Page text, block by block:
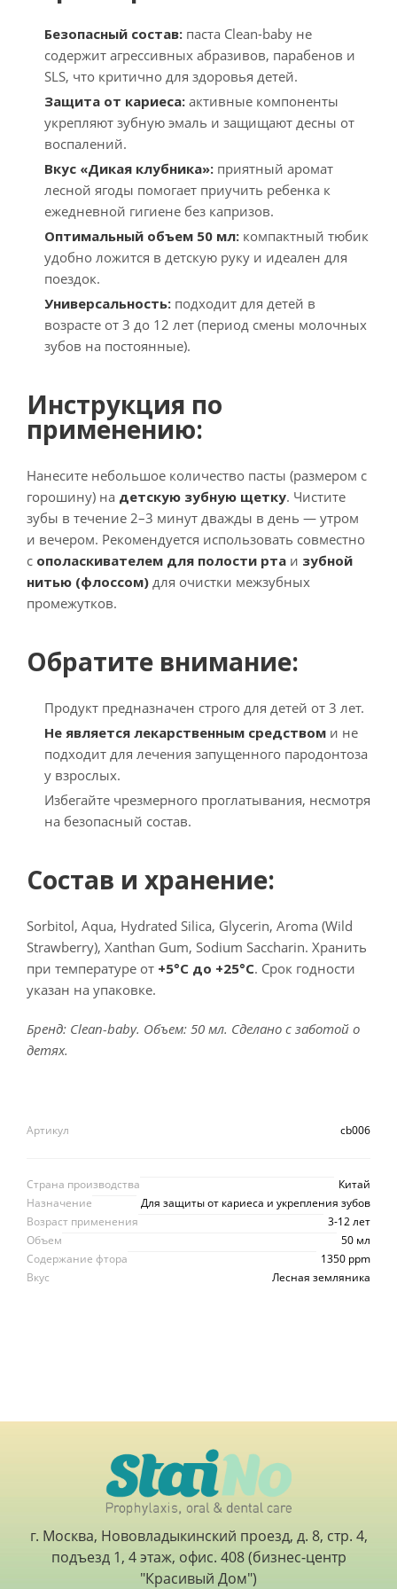
Безопасный состав: паста Clean-baby не
содержит агрессивных абразивов, парабенов и
SLS, что критично для здоровья детей.
Защита от кариеса: активные компоненты
укрепляют зубную эмаль и защищают десны от
воспалений.
Вкус «Дикая клубника»: приятный аромат
лесной ягоды помогает приучить ребенка к
ежедневной гигиене без капризов.
Оптимальный объем 50 мл: компактный тюбик
удобно ложится в детскую руку и идеален для
поездок.
Универсальность: подходит для детей в
возрасте от 3 до 12 лет (период смены молочных
зубов на постоянные).
Инструкция по
применению:
Нанесите небольшое количество пасты (размером с
горошину) на детскую зубную щетку. Чистите
зубы в течение 2–3 минут дважды в день — утром
и вечером. Рекомендуется использовать совместно
с ополаскивателем для полости рта и зубной
нитью (флоссом) для очистки межзубных
промежутков.
Обратите внимание:
Продукт предназначен строго для детей от 3 лет.
Не является лекарственным средством и не
подходит для лечения запущенного пародонтоза
у взрослых.
Избегайте чрезмерного проглатывания, несмотря
на безопасный состав.
Состав и хранение:
Sorbitol, Aqua, Hydrated Silica, Glycerin, Aroma (Wild
Strawberry), Xanthan Gum, Sodium Saccharin. Хранить
при температуре от +5°C до +25°C. Срок годности
указан на упаковке.
Бренд: Clean-baby. Объем: 50 мл. Сделано с заботой о
детях.
Артикул cb006
Страна производства
Китай
Назначение
Для защиты от кариеса и укрепления зубов
Возраст применения
3-12 лет
Объем
50 мл
Содержание фтора
1350 ppm
Вкус
Лесная земляника
г. Москва, Нововладыкинский проезд, д. 8, стр. 4,
подъезд 1, 4 этаж, офис. 408 (бизнес-центр
"Красивый Дом")